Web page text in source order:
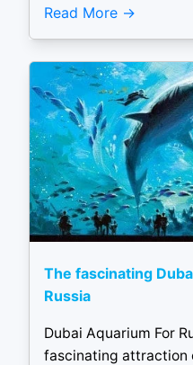
Read More
The fascinating
Russia
Dubai Aquarium For
fascinating attraction